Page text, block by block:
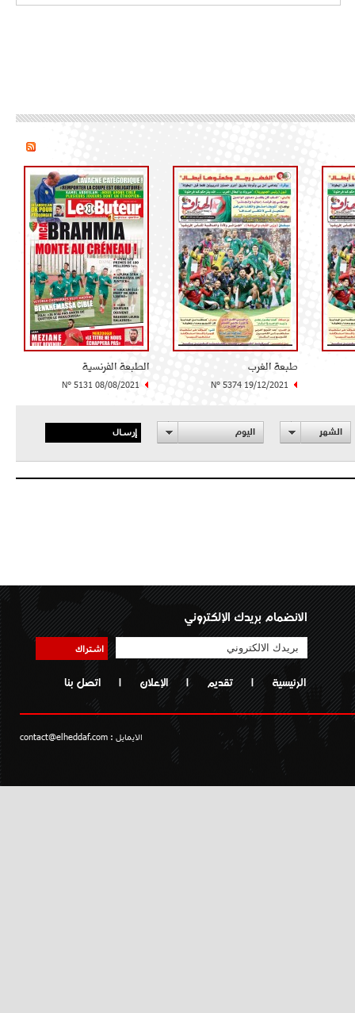
طبعة الغرب
N° 5374 19/12/2021
الطبعة الفرنسية
N° 5131 08/08/2021
الشهر اليوم إرسال
الانضمام بريدك الإلكتروني
اشتراك
الرئيسية | تقديم | الإعلان | اتصل بنا
الايمايل : contact@elheddaf.com